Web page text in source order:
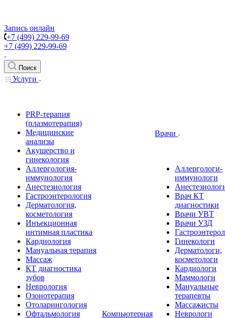
Запись онлайн
+7 (499) 229-99-69
+7 (499) 229-99-69
Поиск
Услуги
PRP-терапия
(плазмотерапия)
Медицинские
анализы
Акушерство и
гинекология
Аллергология-
иммунология
Анестезиология
Гастроэнтерология
Дерматология,
косметология
Инъекционная
интимная пластика
Кардиология
Мануальная терапия
Массаж
КТ диагностика
зубов
Неврология
Озонотерапия
Отоларингология
Офтальмология
Компьютерная
Врачи
Аллергологи-
иммунологи
Врач КТ
диагностики
Врачи УВТ
Врачи УЗД
Гинекологи
Дерматологи,
косметологи
Кардиологи
Маммологи
Мануальные
терапевты
Массажисты
Неврологи